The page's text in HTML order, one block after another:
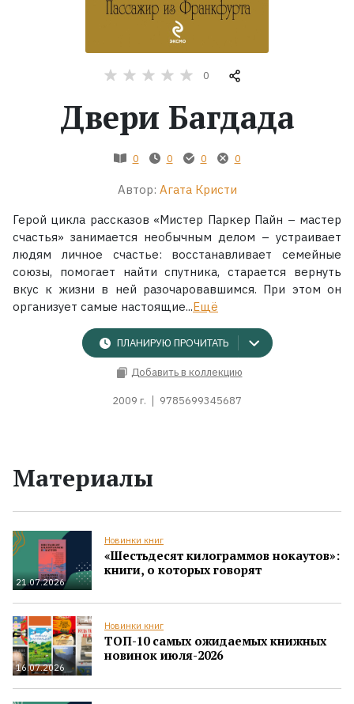
Экранизации
0
Двери Багдада
0 0 0 0
Автор: Агата Кристи
Герой цикла рассказов «Мистер Паркер Пайн – мастер
счастья» занимается необычным делом – устраивает
людям личное счастье: восстанавливает семейные
союзы, помогает найти спутника, старается вернуть
вкус к жизни в ней разочаровавшимся. При этом он
организует самые настоящие...Ещё
ПЛАНИРУЮ ПРОЧИТАТЬ
Добавить в коллекцию
2009 г. 9785699345687
Материалы
21.07.2026
Новинки книг
«Шестьдесят килограммов нокаутов»:
книги, о которых говорят
16.07.2026
Новинки книг
ТОП-10 самых ожидаемых книжных
новинок июля-2026